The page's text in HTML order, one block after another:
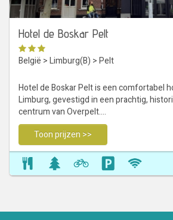
Hotel de Boskar Pelt
België >Limburg(B) >Pelt
Hotel de Boskar Pelt is een comfortabel
Limburg, gevestigd in een prachtig,
centrum van Overpelt.…
Toon prijzen >>